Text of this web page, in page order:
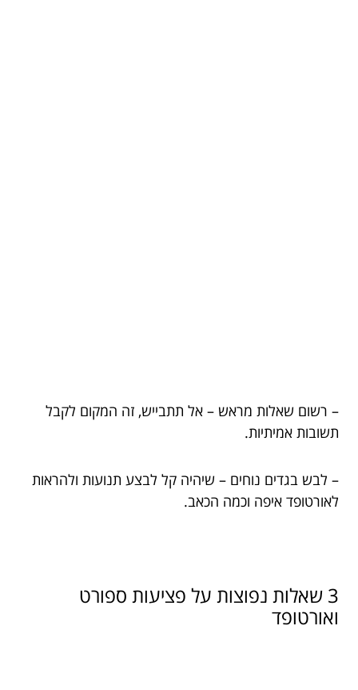
– רשום שאלות מראש – אל תתבייש, זה המקום לקבל
תשובות אמיתיות.
– לבש בגדים נוחים – שיהיה קל לבצע תנועות ולהראות
לאורטופד איפה וכמה הכאב.
3 שאלות נפוצות על פציעות ספורט
ואורטופד